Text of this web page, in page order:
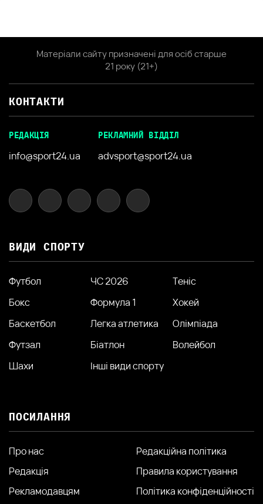
Матеріали сайту призначені для осіб старше
21 року (21+)
КОНТАКТИ
РЕДАКЦІЯ
info@sport24.ua
РЕКЛАМНИЙ ВІДДІЛ
advsport@sport24.ua
ВИДИ СПОРТУ
Футбол ЧС 2026
Теніс
Бокс
Формула 1
Хокей
Баскетбол
Легка атлетика
Олімпіада
Футзал
Біатлон
Волейбол
Шахи
Інші види спорту
ПОСИЛАННЯ
Про нас
Редакція
Рекламодавцям
Редакційна політика
Правила користування
Політика конфіденційності